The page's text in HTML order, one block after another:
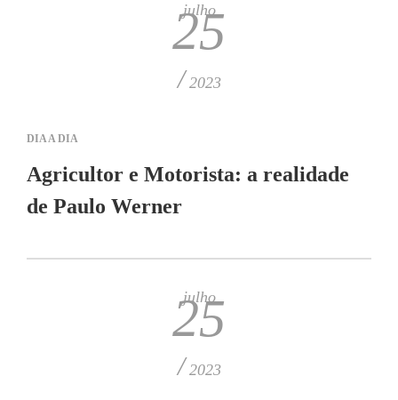
julho
25
/ 2023
DIA A DIA
Agricultor e Motorista: a realidade
de Paulo Werner
julho
25
/ 2023